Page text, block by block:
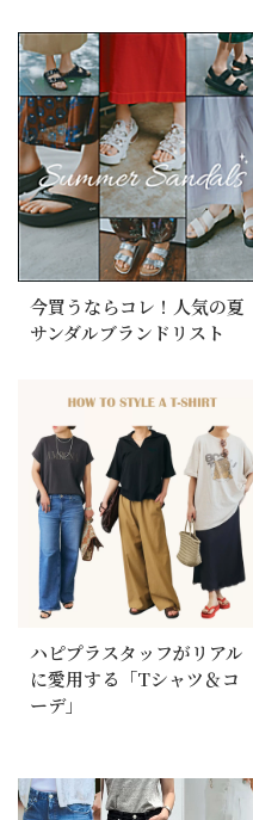
今買うならコレ！人気の夏
サンダルブランドリスト
ハピプラスタッフがリアル
に愛用する「Tシャツ＆コ
ーデ」